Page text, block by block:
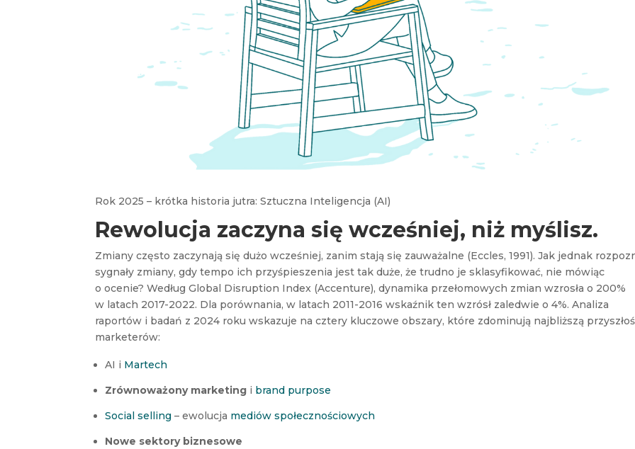
Rok 2025 – krótka historia jutra: Sztuczna Inteligencja (AI)
Rewolucja zaczyna się wcześniej, niż myślisz.
Zmiany często zaczynają się dużo wcześniej, zanim stają się zauważalne (Eccles, 1991). Jak jednak
sygnały zmiany, gdy tempo ich przyśpieszenia jest tak duże, że trudno je sklasyfikować, nie mówiąc
o ocenie? Według Global Disruption Index (Accenture), dynamika przełomowych zmian wzrosła o 200%
w latach 2017-2022. Dla porównania, w latach 2011-2016 wskaźnik ten wzrósł zaledwie o 4%. Analiza
raportów i badań z 2024 roku wskazuje na cztery kluczowe obszary, które zdominują najbliższą
marketerów:
AI i Martech
Zrównoważony marketing i brand purpose
Social selling – ewolucja mediów społecznościowych
Nowe sektory biznesowe